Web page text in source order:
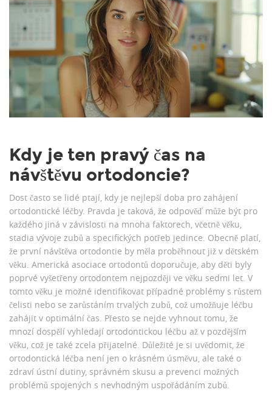
Kdy je ten pravý čas na
návštěvu ortodoncie?
Dost často se lidé ptají, kdy je nejlepší doba pro zahájení
ortodontické léčby. Pravda je taková, že odpověď může být pro
každého jiná v závislosti na mnoha faktorech, včetně věku,
stadia vývoje zubů a specifických potřeb jedince. Obecně platí,
že první návštěva ortodontie by měla proběhnout již v dětském
věku. Americká asociace ortodontů doporučuje, aby děti byly
poprvé vyšetřeny ortodontem nejpozději ve věku sedmi let. V
tomto věku je možné identifikovat případné problémy s růstem
čelisti nebo se zarůstáním trvalých zubů, což umožňuje léčbu
zahájit v optimální čas. Přesto se nejde vyhnout tomu, že
mnozí dospělí vyhledají ortodontickou léčbu až v pozdějším
věku, což je také zcela přijatelné. Důležité je si uvědomit, že
ortodontická léčba není jen o krásném úsměvu, ale také o
zdraví ústní dutiny, správném skusu a prevenci možných
problémů spojených s nevhodným uspořádáním zubů.